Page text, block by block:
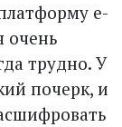
e-
очень
трудно. У
почерк, и